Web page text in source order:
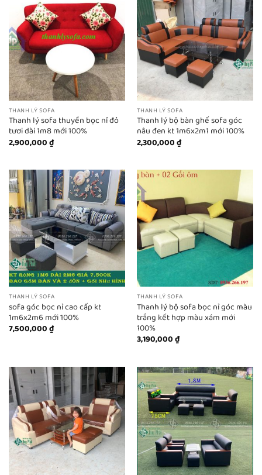
THANH LÝ SOFA
Thanh lý sofa thuyền bọc nỉ đỏ
tươi dài 1m8 mới 100%
2,900,000₫
THANH LÝ SOFA
Thanh lý bộ bàn ghế sofa góc
nâu đen kt 1m6x2m1 mới 100%
2,300,000₫
THANH LÝ SOFA
sofa góc bọc nỉ cao cấp kt
1m6x2m6 mới 100%
7,500,000₫
THANH LÝ SOFA
Thanh lý bộ sofa bọc nỉ góc màu
trắng kết hợp màu xám mới
100%
3,190,000₫